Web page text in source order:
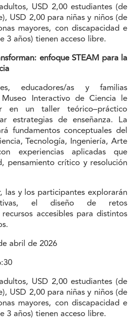
USD 2,00 estudiantes (de
USD 2,00 para niñas y niños (de
mayores, con discapacidad e
3 años) tienen acceso libre.
enfoque STEAM para la
educadores/as y familias
Museo Interactivo de Ciencia le
en un taller teórico–práctico
estrategias de enseñanza. La
fundamentos conceptuales del
Tecnología, Ingeniería, Arte
experiencias aplicadas que
pensamiento crítico y resolución
y los participantes explorarán
el diseño de retos
accesibles para distintos
abril de 2026
USD 2,00 estudiantes (de
USD 2,00 para niñas y niños (de
mayores, con discapacidad e
3 años) tienen acceso libre.